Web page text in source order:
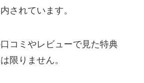
されています。
コミやレビューで見た特典
限りません。